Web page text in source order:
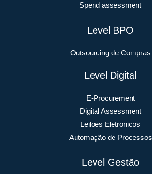
Spend assessment
Level BPO
Outsourcing de Compras
Level Digital
E-Procurement
Digital Assessment
Leilões Eletrônicos
Automação de Processos
Level Gestão